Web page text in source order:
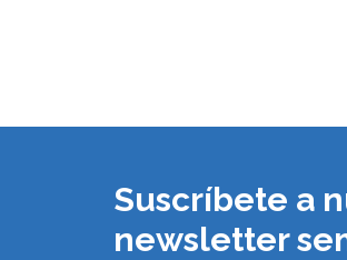
Suscríbete a
newsletter